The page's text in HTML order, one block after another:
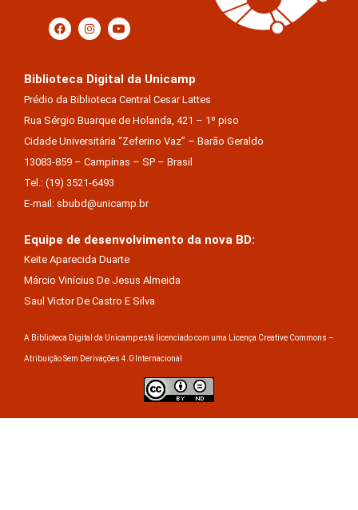
Biblioteca Digital da Unicamp
Prédio da Biblioteca Central Cesar Lattes
Rua Sérgio Buarque de Holanda, 421 – 1º piso
Cidade Universitária “Zeferino Vaz” – Barão Geraldo
13083-859 – Campinas – SP – Brasil
Tel.: (19) 3521-6493
E-mail: sbubd@unicamp.br
Equipe de desenvolvimento da nova BD:
Keite Aparecida Duarte
Márcio Vinícius De Jesus Almeida
Saul Victor De Castro E Silva
A Biblioteca Digital da Unicamp está licenciado com uma Licença Creative Commons –
Atribuição Sem Derivações 4.0 Internacional